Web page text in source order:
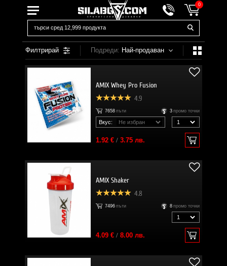
0
Филтрирай Подреди: Най-продаван
AMIX Whey Pro Fusion
4.9
7658 пъти 3 промо точки
Вкус:
1.92 €/ 3.75 лв.
AMIX Shaker
4.8
7496 пъти 8 промо точки
4.09 €/ 8.00 лв.